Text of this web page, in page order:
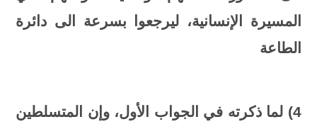
المسيرة الإنسانية، ليرجعوا بسرعة الى دائرة
الطاعة
4) لما ذكرته في الجواب الأول، وإن المتسلطين